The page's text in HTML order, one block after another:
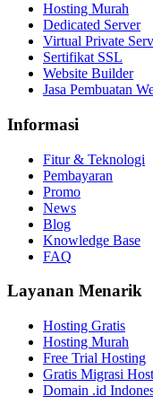
Hosting Murah
Dedicated Server
Virtual Private
Sertifikat SSL
Website Builder
Jasa Pembuatan
Informasi
Fitur & Teknologi
Pembayaran
Promo
News
Blog
Knowledge Base
FAQ
Layanan Menarik
Hosting Gratis
Hosting Murah
Free Trial Hosting
Gratis Migrasi
Domain .id